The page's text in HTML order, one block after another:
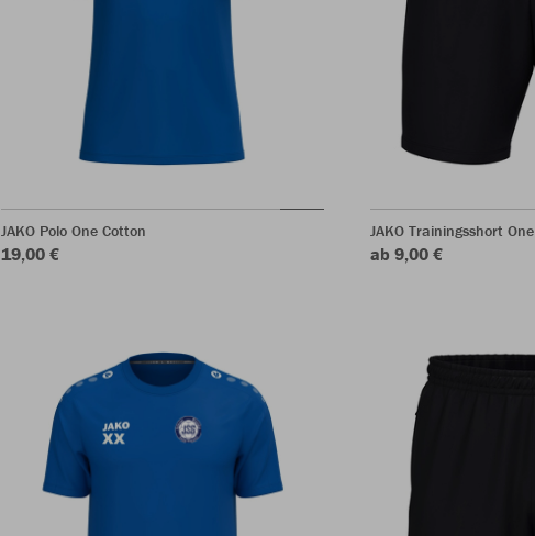
JAKO Polo One Cotton
19,00 €
JAKO Trainingsshort One
ab 9,00 €